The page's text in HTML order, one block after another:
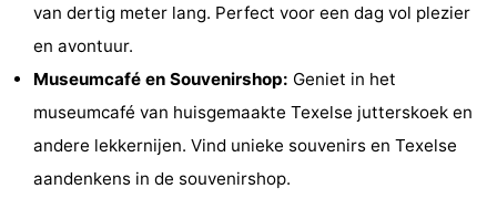
Eibernest
Hoogelandt
Beach
Park
Buytenveldt
van dertig meter lang. Perfect voor een dag vol plezier
en avontuur.
Museumcafé en Souvenirshop: Geniet in het
museumcafé van huisgemaakte Texelse jutterskoek en
andere lekkernijen. Vind unieke souvenirs en Texelse
aandenkens in de souvenirshop.